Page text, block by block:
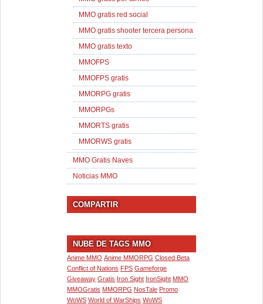
MMO gratis red social
MMO gratis shooter tercera persona
MMO gratis texto
MMOFPS
MMOFPS gratis
MMORPG gratis
MMORPGs
MMORTS gratis
MMORWS gratis
MMO Gratis Naves
Noticias MMO
COMPARTIR
NUBE DE TAGS MMO
Anime MMO Anime MMORPG Closed Beta
Conflict of Nations FPS Gameforge
Giveaway Gratis Iron Sight IronSight MMO
MMOGratis MMORPG NosTale Promo
WoWS World of WarShips WoWS